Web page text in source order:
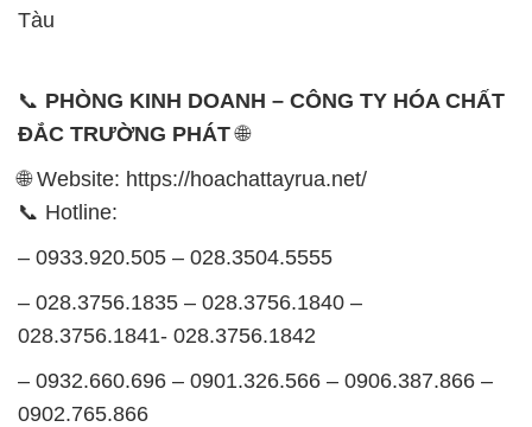
Tàu
📞 PHÒNG KINH DOANH – CÔNG TY HÓA CHẤT
ĐẮC TRƯỜNG PHÁT🌐
🌐 Website: https://hoachattayrua.net/
📞 Hotline:
– 0933.920.505 – 028.3504.5555
– 028.3756.1835 – 028.3756.1840 –
028.3756.1841- 028.3756.1842
– 0932.660.696 – 0901.326.566 – 0906.387.866 –
0902.765.866